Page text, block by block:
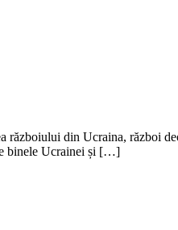
războiului din Ucraina, război
binele Ucrainei și […]